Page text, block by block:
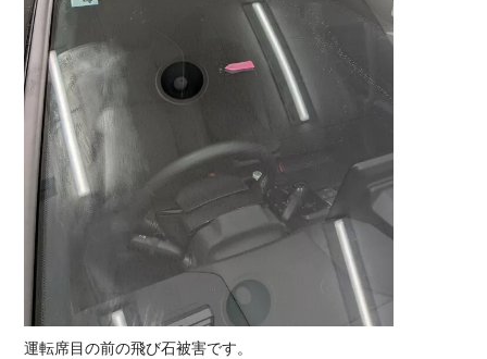
運転席目の前の飛び石被害です。